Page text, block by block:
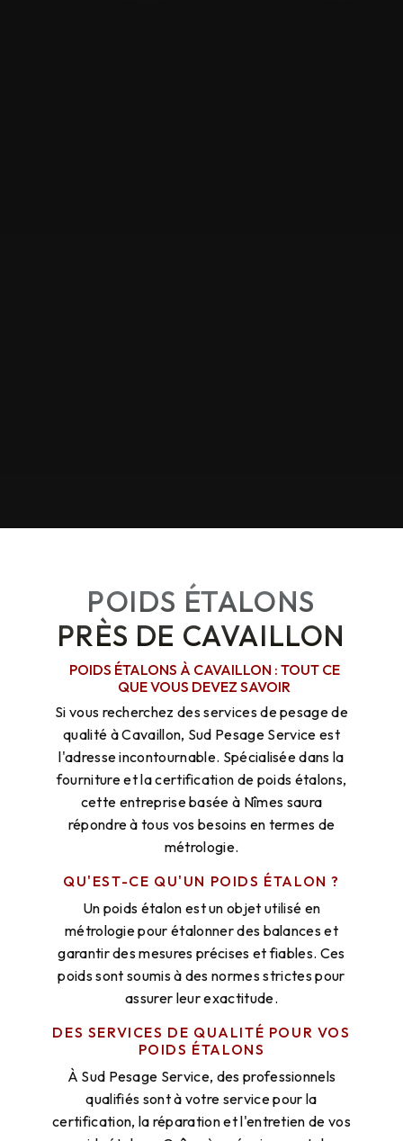
POIDS ÉTALONS
PRÈS DE CAVAILLON
POIDS ÉTALONS À CAVAILLON : TOUT CE
QUE VOUS DEVEZ SAVOIR
Si vous recherchez des services de pesage de
qualité à Cavaillon, Sud Pesage Service est
l'adresse incontournable. Spécialisée dans la
fourniture et la certification de poids étalons,
cette entreprise basée à Nîmes saura
répondre à tous vos besoins en termes de
métrologie.
QU'EST-CE QU'UN POIDS ÉTALON ?
Un poids étalon est un objet utilisé en
métrologie pour étalonner des balances et
garantir des mesures précises et fiables. Ces
poids sont soumis à des normes strictes pour
assurer leur exactitude.
DES SERVICES DE QUALITÉ POUR VOS
POIDS ÉTALONS
À Sud Pesage Service, des professionnels
qualifiés sont à votre service pour la
certification, la réparation et l'entretien de vos